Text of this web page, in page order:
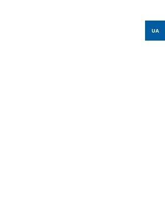
UA